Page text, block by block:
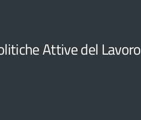
Attive del Lavoro